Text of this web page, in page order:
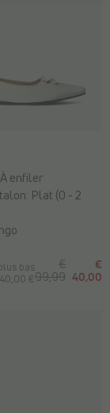
bas
€
€
99,99
€
40,00
À enfiler
Plat (0 - 2